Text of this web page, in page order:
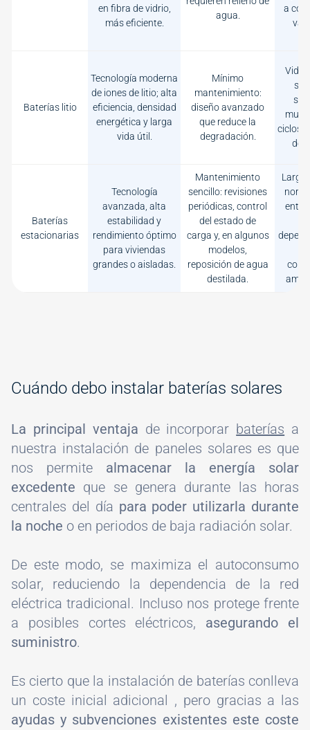
en fibra de vidrio,
más eficiente.
agua.
a
Baterías litio
Tecnología moderna
de iones de litio; alta
eficiencia, densidad
energética y larga
vida útil.
Mínimo
mantenimiento:
diseño avanzado
que reduce la
degradación.
Vida
ciclos
Baterías
estacionarias
Tecnología
avanzada, alta
estabilidad y
rendimiento óptimo
para viviendas
grandes o aisladas.
Mantenimiento
sencillo: revisiones
periódicas, control
del estado de
carga y, en algunos
modelos,
reposición de agua
destilada.
Larga
entre
Cuándo debo instalar baterías solares
La principal ventaja de incorporar baterías a
nuestra instalación de paneles solares es que
nos permite almacenar la energía solar
excedente que se genera durante las horas
centrales del día para poder utilizarla durante
la noche o en periodos de baja radiación solar.
De este modo, se maximiza el autoconsumo
solar, reduciendo la dependencia de la red
eléctrica tradicional. Incluso nos protege frente
a posibles cortes eléctricos, asegurando el
suministro.
Es cierto que la instalación de baterías conlleva
un coste inicial adicional , pero gracias a las
ayudas y subvenciones existentes este coste